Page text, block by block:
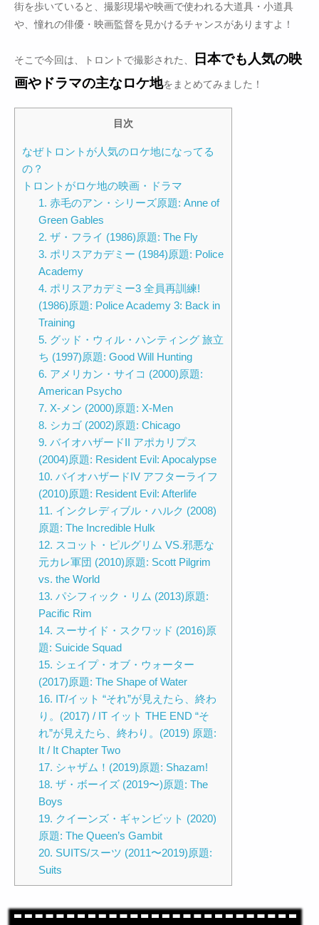
街を歩いていると、撮影現場や映画で使われる大道具・小道具
や、憧れの俳優・映画監督を見かけるチャンスがありますよ！
そこで今回は、トロントで撮影された、
日本でも人気の映
画やドラマの主なロケ地をまとめてみました！
目次
なぜトロントが人気のロケ地になってる
の？
トロントがロケ地の映画・ドラマ
1. 赤毛のアン・シリーズ原題: Anne of
Green Gables
2. ザ・フライ (1986)原題: The Fly
3. ポリスアカデミー (1984)原題: Police
Academy
4. ポリスアカデミー3 全員再訓練!
(1986)原題: Police Academy 3: Back in
Training
5. グッド・ウィル・ハンティング 旅立
ち (1997)原題: Good Will Hunting
6. アメリカン・サイコ (2000)原題:
American Psycho
7. X-メン (2000)原題: X-Men
8. シカゴ (2002)原題: Chicago
9. バイオハザードII アポカリプス
(2004)原題: Resident Evil: Apocalypse
10. バイオハザードIV アフターライフ
(2010)原題: Resident Evil: Afterlife
11. インクレディブル・ハルク (2008)
原題: The Incredible Hulk
12. スコット・ピルグリム VS.邪悪な
元カレ軍団 (2010)原題: Scott Pilgrim
vs. the World
13. パシフィック・リム (2013)原題:
Pacific Rim
14. スーサイド・スクワッド (2016)原
題: Suicide Squad
15. シェイプ・オブ・ウォーター
(2017)原題: The Shape of Water
16. IT/イット “それ”が見えたら、終わ
り。(2017) / IT イット THE END “そ
れ”が見えたら、終わり。(2019) 原題:
It / It Chapter Two
17. シャザム！(2019)原題: Shazam!
18. ザ・ボーイズ (2019〜)原題: The
Boys
19. クイーンズ・ギャンビット (2020)
原題: The Queen’s Gambit
20. SUITS/スーツ (2011〜2019)原題:
Suits